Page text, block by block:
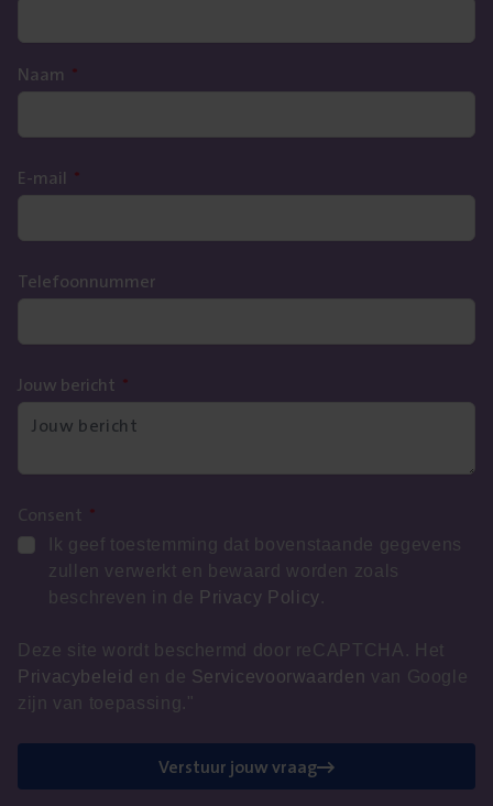
Naam *
E-mail *
Telefoonnummer
Jouw bericht *
Consent *
Ik geef toestemming dat bovenstaande gegevens
zullen verwerkt en bewaard worden zoals
beschreven in de Privacy Policy.
Deze site wordt beschermd door reCAPTCHA. Het
Privacybeleid en de Servicevoorwaarden van Google
zijn van toepassing."
Verstuur jouw vraag